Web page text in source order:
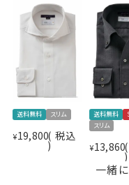
ールがもつそもそもの
わ性を実現しています。
・抗菌防臭＆防汚
加工で抗菌消臭を施し
す。
ウールはにおいの元と
を吸収する力を持ってい
スーツだとあまり感じ
皮膚に近いワイシャツ
またウールは特性として
が付きにくいのもポイン
カフス
アジャスタブル
コンバーチブル
ボタン
貝ボタン
前3.0cm 後
サイズJ
S-37～LL-43
トールM-88・
全１２サイズ
スタイルスリムフィット
生産国
中国
洗濯ネットに
ーニングはお
送料無料 スリム
¥19,800 税込
送料無料
スリム
¥13,860
一緒